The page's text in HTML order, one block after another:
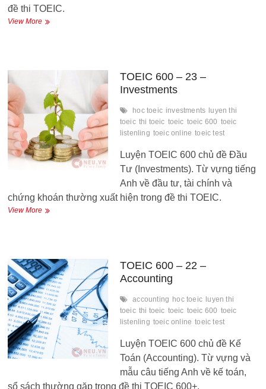
đề thi TOEIC.
View MoreTOEIC
TOEIC 600 – 23 –
Investments
hoc toeic investments luyen thi
toeic thi toeic toeic toeic 600 toeic
listenling toeic online toeic test
Luyện TOEIC 600 chủ đề Đầu
Tư (Investments). Từ vựng tiếng
Anh về đầu tư, tài chính và
chứng khoán thường xuất hiện trong đề thi TOEIC.
View MoreTOEIC
Investments
TOEIC 600 – 22 –
Accounting
accounting hoc toeic luyen thi
toeic thi toeic toeic toeic 600 toeic
listenling toeic online toeic test
Luyện TOEIC 600 chủ đề Kế
Toán (Accounting). Từ vựng và
mẫu câu tiếng Anh về kế toán,
sổ sách thường gặp trong đề thi TOEIC 600+.